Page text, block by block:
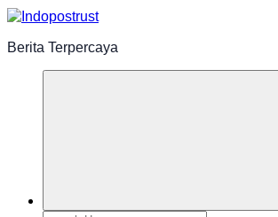
Berita Terpercaya